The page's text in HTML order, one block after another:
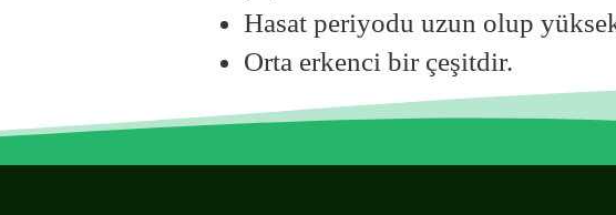
Hasat periyodu uzun olup
Orta erkenci bir çeşitdir.